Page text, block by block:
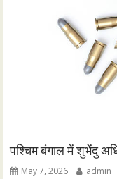
पश्चिम बंगाल में शुभेंदु
May 7, 2026 admin